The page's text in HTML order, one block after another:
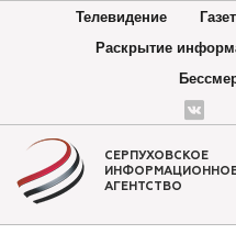
Телевидение
Раскрытие
СЕРПУХОВСКОЕ
АГЕНТСТВО